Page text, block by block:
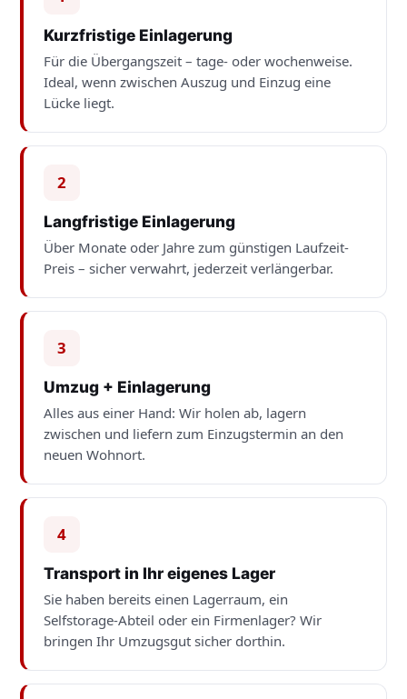
Kurzfristige Einlagerung
Für die Übergangszeit – tage- oder wochenweise.
Ideal, wenn zwischen Auszug und Einzug eine
Lücke liegt.
2
Langfristige Einlagerung
Über Monate oder Jahre zum günstigen Laufzeit-
Preis – sicher verwahrt, jederzeit verlängerbar.
3
Umzug + Einlagerung
Alles aus einer Hand: Wir holen ab, lagern
zwischen und liefern zum Einzugstermin an den
neuen Wohnort.
4
Transport in Ihr eigenes Lager
Sie haben bereits einen Lagerraum, ein
Selfstorage-Abteil oder ein Firmenlager? Wir
bringen Ihr Umzugsgut sicher dorthin.